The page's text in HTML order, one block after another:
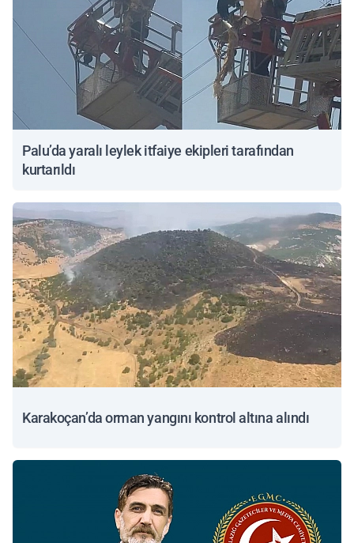
Palu’da yaralı leylek itfaiye ekipleri tarafından
kurtarıldı
Karakoçan’da orman yangını kontrol altına alındı